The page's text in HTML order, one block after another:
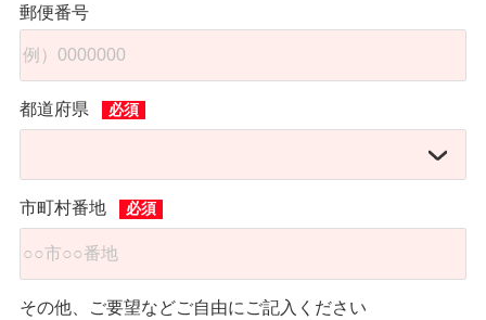
郵便番号
都道府県
市町村番地
その他、ご要望などご自由にご記入ください